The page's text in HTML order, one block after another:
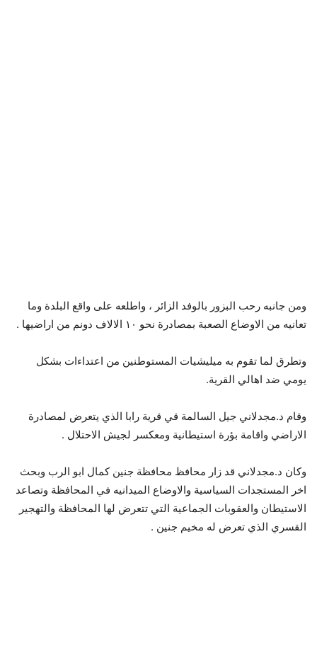
ومن جانبه رحب البزور بالوفد الزائر ، واطلعه على واقع البلدة وما
تعانيه من الاوضاع الصعبة بمصادرة نحو ١٠ الالاف دونم من اراضيها .
وتطرق لما تقوم به ميليشيات المستوطنين من اعتداءات بشكل
يومي ضد اهالي القرية.
وقام د.مجدلاني جيل السالمة قي قرية رابا الذي يتعرض لمصادرة
الاراضي واقامة بؤرة استيطانية ومعكسر لجيش الاحتلال .
وكان د.مجدلاني قد زار محافظ محافظة جنين كمال ابو الرب وبحث
اخر المستجدات السياسية والاوضاع الميدانيه في المحافظة وتصاعد
الاستيطان والعقوبات الجماعية التي تتعرض لها المحافظة والتهجير
القسري الذي تعرض له مخيم جنين .